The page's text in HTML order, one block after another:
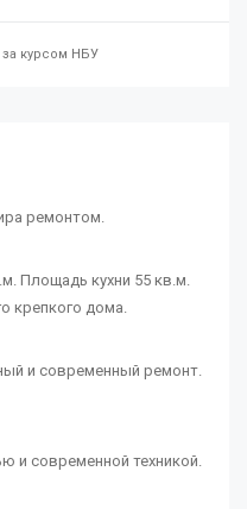
за курсом НБУ
ремонтом.
Площадь кухни 55 кв.м.
крепкого дома.
и современный ремонт.
и современной техникой.